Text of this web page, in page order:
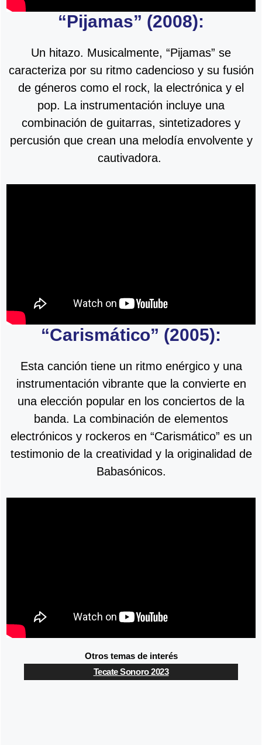
“Pijamas” (2008):
Un hitazo. Musicalmente, “Pijamas” se
caracteriza por su ritmo cadencioso y su fusión
de géneros como el rock, la electrónica y el
pop. La instrumentación incluye una
combinación de guitarras, sintetizadores y
percusión que crean una melodía envolvente y
cautivadora.
“Carismático” (2005):
Esta canción tiene un ritmo enérgico y una
instrumentación vibrante que la convierte en
una elección popular en los conciertos de la
banda. La combinación de elementos
electrónicos y rockeros en “Carismático” es un
testimonio de la creatividad y la originalidad de
Babasónicos.
Otros temas de interés
Tecate Sonoro 2023